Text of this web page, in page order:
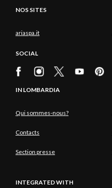
NOS SITES
ariaspa.it
SOCIAL
IN LOMBARDIA
Qui sommes-nous?
Contacts
Section presse
INTEGRATED WITH